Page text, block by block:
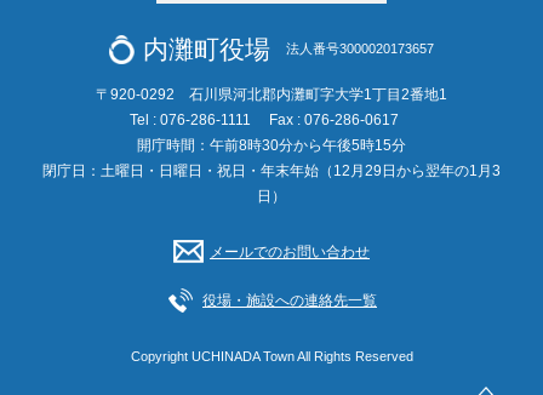
内灘町役場 法人番号3000020173657
〒920-0292 石川県河北郡内灘町字大学1丁目2番地1
Tel : 076-286-1111
Fax : 076-286-0617
開庁時間：午前8時30分から午後5時15分
閉庁日：土曜日・日曜日・祝日・年末年始（12月29日から翌年の1月3
日）
メールでのお問い合わせ
役場・施設への連絡先一覧
Copyright UCHINADA Town All Rights Reserved